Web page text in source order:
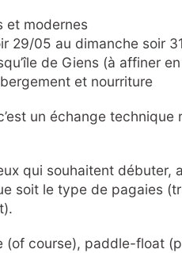
et modernes
29/05 au dimanche soir
de Giens (à affiner
et nourriture
un échange
qui souhaitent débuter,
soit le type de pagaies
(of course), paddle-float